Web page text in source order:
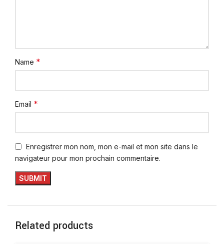
Name *
Email *
Enregistrer mon nom, mon e-mail et mon site dans le
navigateur pour mon prochain commentaire.
Related products